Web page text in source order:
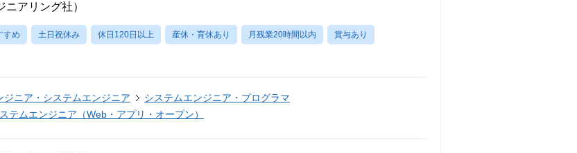
アリング社）
すめ 土日祝休み 休日120日以上 産休・育休あり 月残業20時間以内 賞与あり
ジニア・システムエンジニア
システムエンジニア・プログラマ
テムエンジニア（Web・アプリ・オープン）